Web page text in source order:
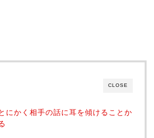
CLOSE
にかく相手の話に耳を傾けることか